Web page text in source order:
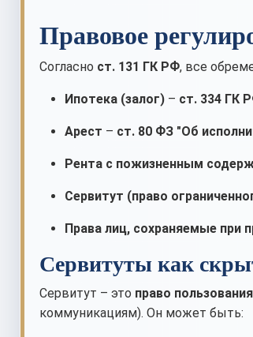
Правовое
Согласно ст. 131 ГК РФ, все
Ипотека (залог) – ст. 334 ГК
Арест – ст. 80 ФЗ "Об
Рента с пожизненным
Сервитут (право
Права лиц, сохраняемые при
Сервитуты как
Сервитут – это право
коммуникациям). Он может быть: